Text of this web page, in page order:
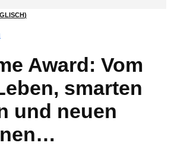
)
Award: Vom
smarten
und neuen